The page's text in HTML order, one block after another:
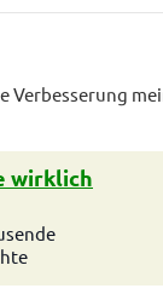
Verbesserung
wirklich